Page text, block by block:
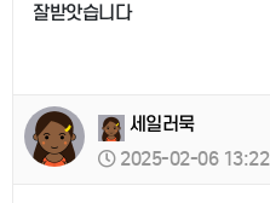
잘받앗습니다
세일러묵
2025-02-06 13:22